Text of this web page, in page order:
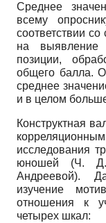
Среднее
всему
соответствии
на выявление
позиции,
общего балла.
среднее
и в целом
Конструктная
исследования
юношей (Ч. Д.
Андреевой).
изучение
отношения к
четырех шкал: